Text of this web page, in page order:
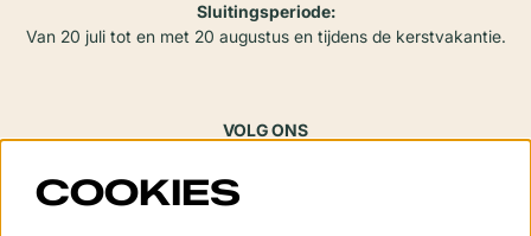
Sluitingsperiode:
Van 20 juli tot en met 20 augustus en tijdens de kerstvakantie.
VOLG ONS
COOKIES